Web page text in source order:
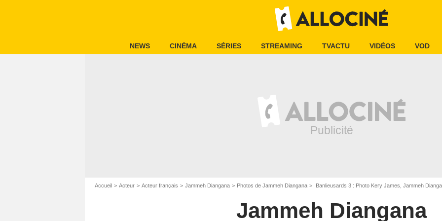
NEWS CINÉMA SÉRIES STREAMING TVACTU VIDÉOS VOD
Accueil Acteur Acteur français Jammeh Diangana Photos de Jammeh Diangana Banlieusards 3 : Photo Kery James, Jammeh
Jammeh Diangana